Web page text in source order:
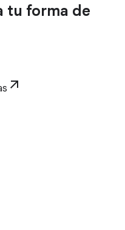
tu forma de
arrow_outward